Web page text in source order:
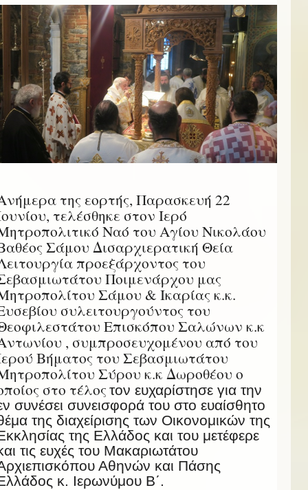
της εορτής, Παρασκευή 22
τελέσθηκε στον Ιερό
Ναό του Αγίου Νικολάου
Σάμου Δισαρχιερατική Θεία
προεξάρχοντος του
Ποιμενάρχου μας
Σάμου & Ικαρίας κ.κ.
συλειτουργούντος του
Επισκόπου Σαλώνων κ.κ
, συμπροσευχομένου από του
Βήματος του Σεβασμιωτάτου
Σύρου κ.κ Δωροθέου ο
στο τέλος τον ευχαρίστησε για την
συνέσει συνεισφορά του στο ευαίσθητο
της διαχείρισης των Οικονομικών της
της Ελλάδος και του μετέφερε
τις ευχές του Μακαριωτάτου
Αθηνών και Πάσης
κ. Ιερωνύμου Β΄.